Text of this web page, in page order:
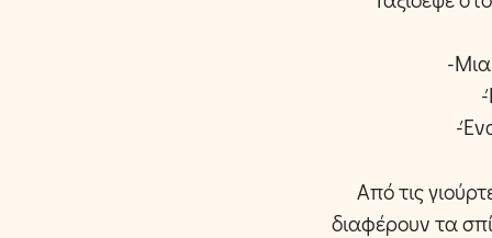
-
-
Από τις
διαφέρουν τα